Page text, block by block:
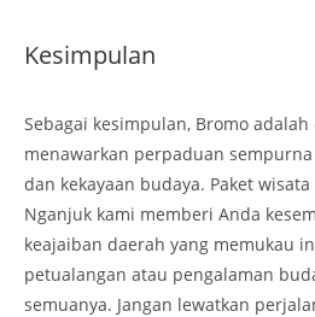
Kesimpulan
Sebagai kesimpulan, Bromo
menawarkan perpaduan
dan kekayaan budaya. Paket
Nganjuk kami memberi Anda
keajaiban daerah yang memukau
petualangan atau pengalaman
semuanya. Jangan lewatkan